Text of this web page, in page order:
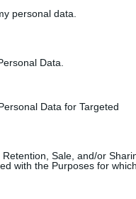
personal data.
Data.
Data for Targeted
Sale, and/or
with the Purposes for
tartozik, melynek